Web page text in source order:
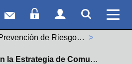
Correo webAcceso Socios
Acceso
Prevención de Riesgos Laborales
de Comunicación Interna